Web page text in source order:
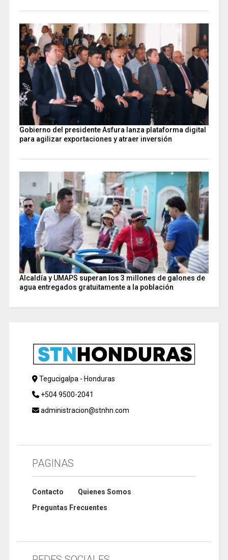
Gobierno del presidente Asfura lanza plataforma digital
para agilizar exportaciones y atraer inversión
Alcaldía y UMAPS superan los 3 millones de galones de
agua entregados gratuitamente a la población
Tegucigalpa - Honduras
+504 9500-2041
administracion@stnhn.com
PAGINAS
Contacto
Quienes Somos
Preguntas Frecuentes